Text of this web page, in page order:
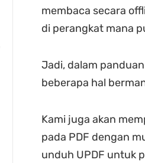
membaca secara
di perangkat mana
Jadi, dalam
beberapa hal
Kami juga akan
pada PDF dengan
unduh UPDF untuk